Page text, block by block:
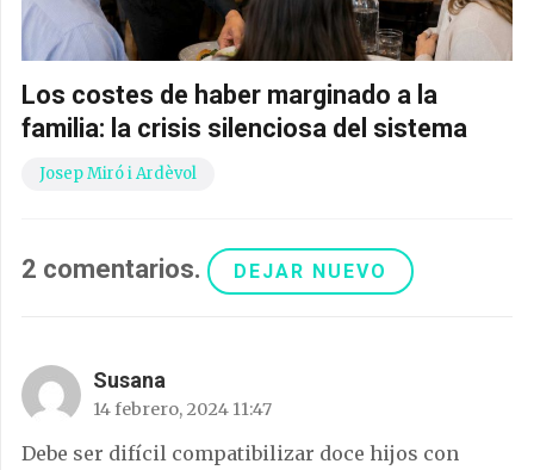
Los costes de haber marginado a la
familia: la crisis silenciosa del sistema
Josep Miró i Ardèvol
2 comentarios. DEJAR NUEVO
Susana
14 febrero, 2024 11:47
Debe ser difícil compatibilizar doce hijos con